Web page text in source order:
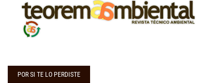
POR SI TE LO PERDISTE